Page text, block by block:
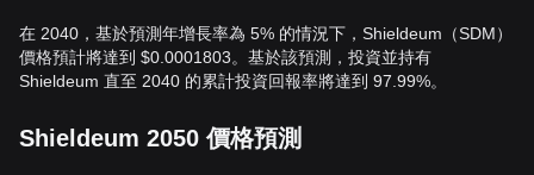
在 2040，基於預測年增長率為 5% 的情況下，Shieldeum（SDM）
價格預計將達到 $0.0001803。基於該預測，投資並持有
Shieldeum 直至 2040 的累計投資回報率將達到 97.99%。
Shieldeum 2050 價格預測